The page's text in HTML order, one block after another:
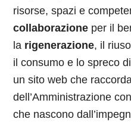
risorse, spazi e
collaborazione per il
la rigenerazione, il
il consumo e lo spreco
un sito web che
dell’Amministrazione
che nascono